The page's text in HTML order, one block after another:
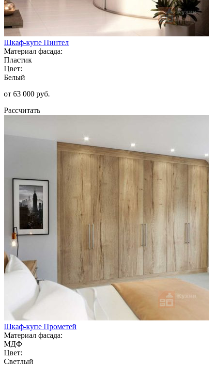
Шкаф-купе Пинтел
Материал фасада:
Пластик
Цвет:
Белый
от 63 000 руб.
Рассчитать
Шкаф-купе Прометей
Материал фасада:
МДФ
Цвет:
Светлый